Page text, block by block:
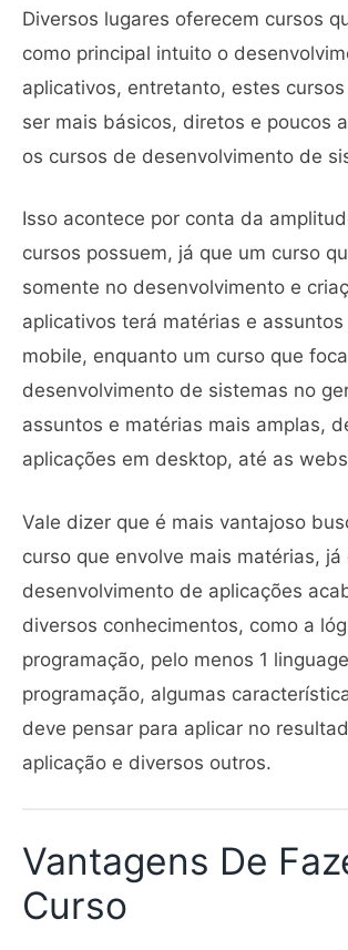
Diversos lugares oferecem cursos
como principal intuito o
aplicativos, entretanto, estes
ser mais básicos, diretos e poucos
os cursos de desenvolvimento de
Isso acontece por conta da
cursos possuem, já que um curso
somente no desenvolvimento e
aplicativos terá matérias e
mobile, enquanto um curso que
desenvolvimento de sistemas no
assuntos e matérias mais amplas,
aplicações em desktop, até as
Vale dizer que é mais vantajoso
curso que envolve mais matérias, já
desenvolvimento de aplicações
diversos conhecimentos, como a
programação, pelo menos 1
programação, algumas
deve pensar para aplicar no
aplicação e diversos outros.
Vantagens De
Curso